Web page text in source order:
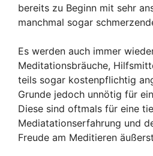
bereits zu Beginn mit sehr
manchmal sogar
Es werden auch immer
Meditationsbräuche,
teils sogar kostenpflichtig
Grunde jedoch unnötig für
Diese sind oftmals für eine
Mediatationserfahrung und
Freude am Meditieren